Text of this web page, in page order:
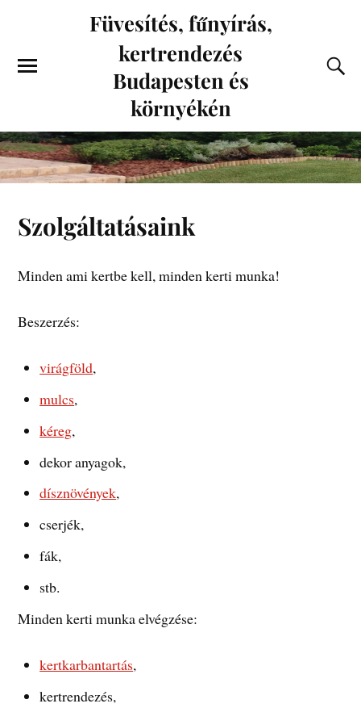
Füvesítés, fűnyírás,
kertrendezés
Budapesten és
környékén
Szolgáltatásaink
Minden ami kertbe kell, minden kerti munka!
Beszerzés:
virágföld,
mulcs,
kéreg,
dekor anyagok,
dísznövények,
cserjék,
fák,
stb.
Minden kerti munka elvégzése:
kertkarbantartás,
kertrendezés,